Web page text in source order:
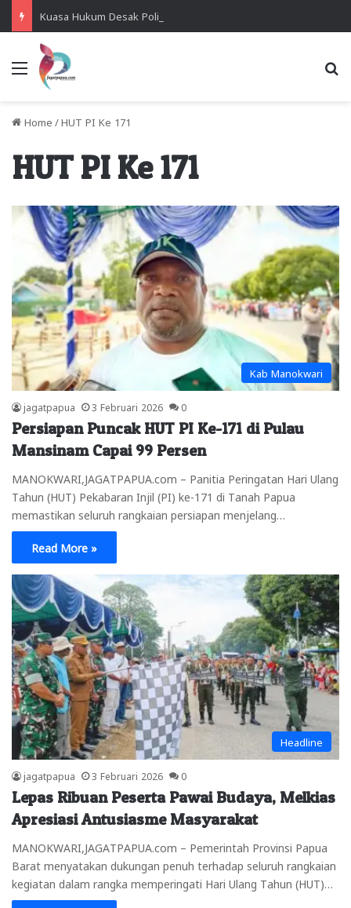
Menu
Home / HUT PI Ke 171
HUT PI Ke 171
Kab Manokwari
jagatpapua 3 Februari 2026 0
Persiapan Puncak HUT PI Ke-171 di Pulau
Mansinam Capai 99 Persen
MANOKWARI,JAGATPAPUA.com – Panitia Peringatan Hari Ulang
Tahun (HUT) Pekabaran Injil (PI) ke-171 di Tanah Papua
memastikan seluruh rangkaian persiapan menjelang…
Read More »
Headline
jagatpapua 3 Februari 2026 0
Lepas Ribuan Peserta Pawai Budaya, Melkias
Apresiasi Antusiasme Masyarakat
MANOKWARI,JAGATPAPUA.com – Pemerintah Provinsi Papua
Barat menyatakan dukungan penuh terhadap seluruh rangkaian
kegiatan dalam rangka memperingati Hari Ulang Tahun (HUT)…